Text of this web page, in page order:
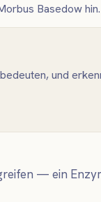
Basedow hin.
und
— ein